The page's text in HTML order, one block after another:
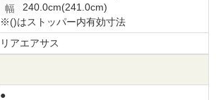
幅
240.0cm(241.0cm)
※()はストッパー内有効寸法
リアエアサス
●